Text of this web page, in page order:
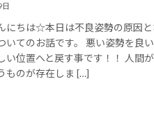
日
にちは☆本日は不良姿勢の原因
いてのお話です。 悪い姿勢を良
い位置へと戻す事です！！ 人間
ものが存在しま […]